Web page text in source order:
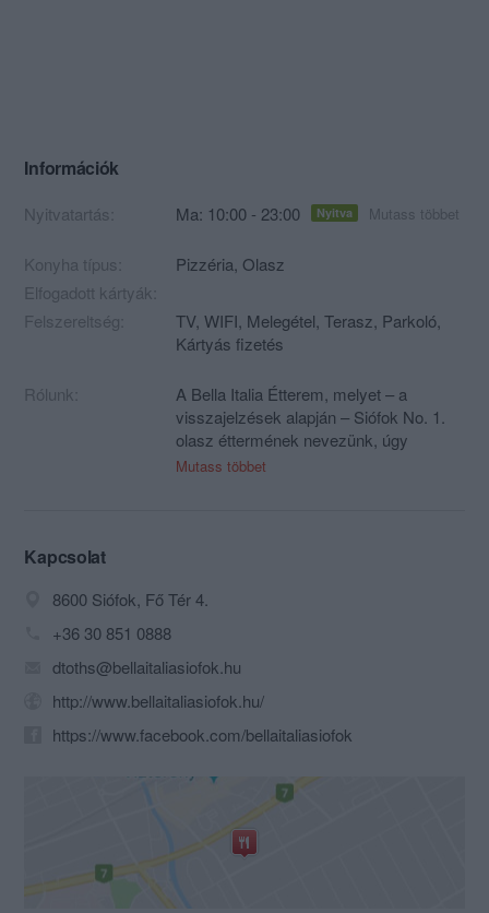
Információk
Nyitvatartás: Ma: 10:00 - 23:00 Nyitva Mutass többet
Konyha típus: Pizzéria, Olasz
Elfogadott kártyák:
Felszereltség:
TV, WIFI, Melegétel, Terasz, Parkoló,
Kártyás fizetés
Rólunk:
A Bella Italia Étterem, melyet – a
visszajelzések alapján – Siófok No. 1.
olasz éttermének nevezünk, úgy
gondoljuk, hogy kiérdemelte ezt a címet.
és 2009 között egy olasz család
Bistro néven vette át a jelenlegi
vezetőség, majd 2010-től Bella Italia
Restaurant néven folytatta működését.
2011-től egész éven át nyitva tartunk,
nyújtunk vendégeinknek. Az olasz
konyhát próbáljuk ötvözni a magyar
ételek egyedi ízeivel, hogy nálunk
mindenki megtalálja a számára
Mutass többet
Kapcsolat
8600 Siófok, Fő Tér 4.
+36 30 851 0888
dtoths@bellaitaliasiofok.hu
http://www.bellaitaliasiofok.hu/
https://www.facebook.com/bellaitaliasiofok